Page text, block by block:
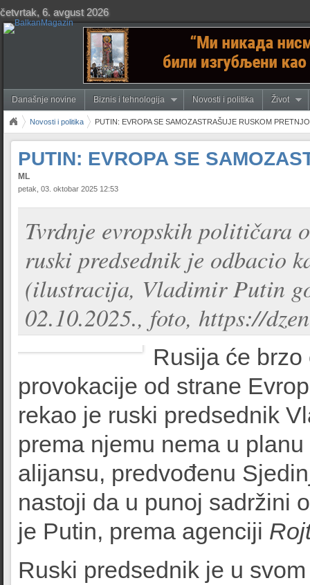
četvrtak, 6. avgust 2026
Današnje novine Biznis i tehnologija Novosti i politika Život
Novosti i politika PUTIN: EVROPA SE SAMOZASTRAŠUJE RUSKOM
PUTIN: EVROPA SE
ML
petak, 03. oktobar 2025 12:53
Tvrdnje evropskih političara
ruski predsednik je odbacio
(ilustracija, Vladimir Putin
02.10.2025., foto, https://
Rusija će
provokacije od strane
rekao je ruski predsednik
prema njemu nema u
alijansu, predvođenu
nastoji da u punoj sadržini
je Putin, prema agenciji
Ruski predsednik je u